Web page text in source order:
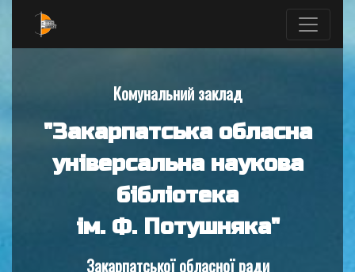
Комунальний заклад
"Закарпатська обласна
універсальна наукова
бібліотека
ім. Ф. Потушняка"
Закарпатської обласної ради